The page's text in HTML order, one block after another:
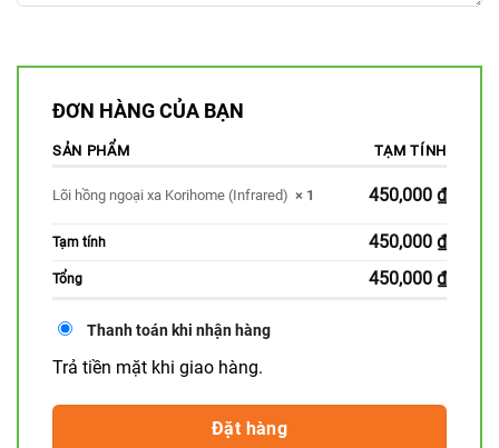
ĐƠN HÀNG CỦA BẠN
SẢN PHẨM TẠM TÍNH
Lõi hồng ngoại xa Korihome (Infrared) × 1 450,000 ₫
Tạm tính 450,000 ₫
Tổng 450,000 ₫
Thanh toán khi nhận hàng
Trả tiền mặt khi giao hàng.
Đặt hàng